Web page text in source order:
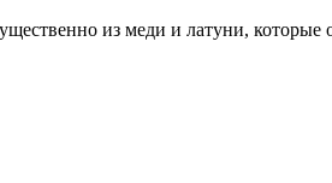
из меди и латуни,